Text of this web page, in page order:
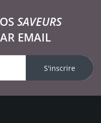
SAVEURS
EMAIL
S'inscrire